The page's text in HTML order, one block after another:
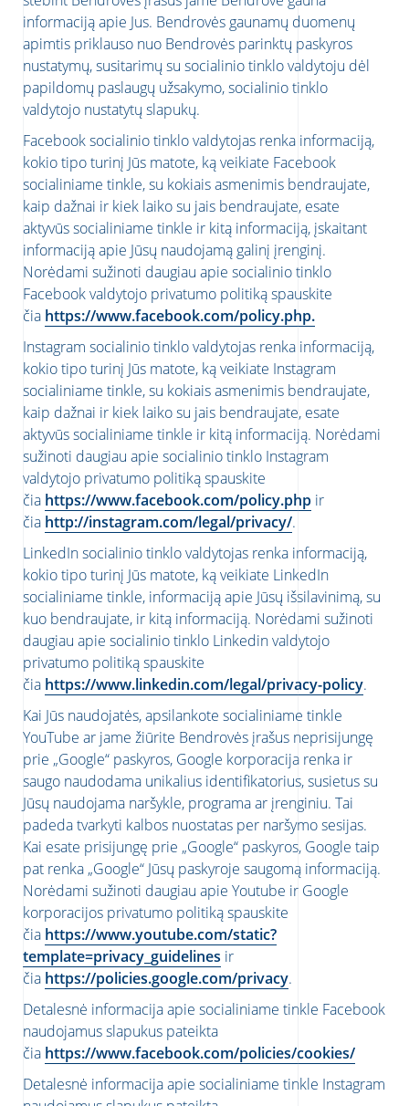
informaciją apie Jus. Bendrovės gaunamų duomenų
apimtis priklauso nuo Bendrovės parinktų paskyros
nustatymų, susitarimų su socialinio tinklo valdytoju dėl
papildomų paslaugų užsakymo, socialinio tinklo
valdytojo nustatytų slapukų.
Facebook socialinio tinklo valdytojas renka informaciją,
kokio tipo turinį Jūs matote, ką veikiate Facebook
socialiniame tinkle, su kokiais asmenimis bendraujate,
kaip dažnai ir kiek laiko su jais bendraujate, esate
aktyvūs socialiniame tinkle ir kitą informaciją, įskaitant
informaciją apie Jūsų naudojamą galinį įrenginį.
Norėdami sužinoti daugiau apie socialinio tinklo
Facebook valdytojo privatumo politiką spauskite
čia https://www.facebook.com/policy.php.
Instagram socialinio tinklo valdytojas renka informaciją,
kokio tipo turinį Jūs matote, ką veikiate Instagram
socialiniame tinkle, su kokiais asmenimis bendraujate,
kaip dažnai ir kiek laiko su jais bendraujate, esate
aktyvūs socialiniame tinkle ir kitą informaciją. Norėdami
sužinoti daugiau apie socialinio tinklo Instagram
valdytojo privatumo politiką spauskite
čia https://www.facebook.com/policy.php ir
čia http://instagram.com/legal/privacy/.
LinkedIn socialinio tinklo valdytojas renka informaciją,
kokio tipo turinį Jūs matote, ką veikiate LinkedIn
socialiniame tinkle, informaciją apie Jūsų išsilavinimą, su
kuo bendraujate, ir kitą informaciją. Norėdami sužinoti
daugiau apie socialinio tinklo Linkedin valdytojo
privatumo politiką spauskite
čia https://www.linkedin.com/legal/privacy-policy.
Kai Jūs naudojatės, apsilankote socialiniame tinkle
YouTube ar jame žiūrite Bendrovės įrašus neprisijungę
prie „Google“ paskyros, Google korporacija renka ir
saugo naudodama unikalius identifikatorius, susietus su
Jūsų naudojama naršykle, programa ar įrenginiu. Tai
padeda tvarkyti kalbos nuostatas per naršymo sesijas.
Kai esate prisijungę prie „Google“ paskyros, Google taip
pat renka „Google“ Jūsų paskyroje saugomą informaciją.
Norėdami sužinoti daugiau apie Youtube ir Google
korporacijos privatumo politiką spauskite
čia https://www.youtube.com/static?
template=privacy_guidelines ir
čia https://policies.google.com/privacy.
Detalesnė informacija apie socialiniame tinkle Facebook
naudojamus slapukus pateikta
čia https://www.facebook.com/policies/cookies/
Detalesnė informacija apie socialiniame tinkle Instagram